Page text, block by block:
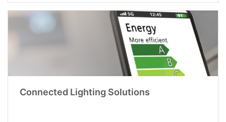
Connected Lighting Solutions